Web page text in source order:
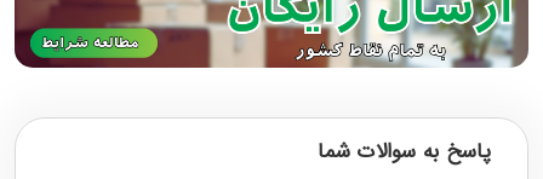
پاسخ به سوالات شما